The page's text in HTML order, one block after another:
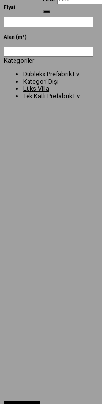
Fiyat
Alan (m²)
Kategoriler
Dubleks Prefabrik Ev
Kategori Dışı
Lüks Villa
Tek Katlı Prefabrik Ev